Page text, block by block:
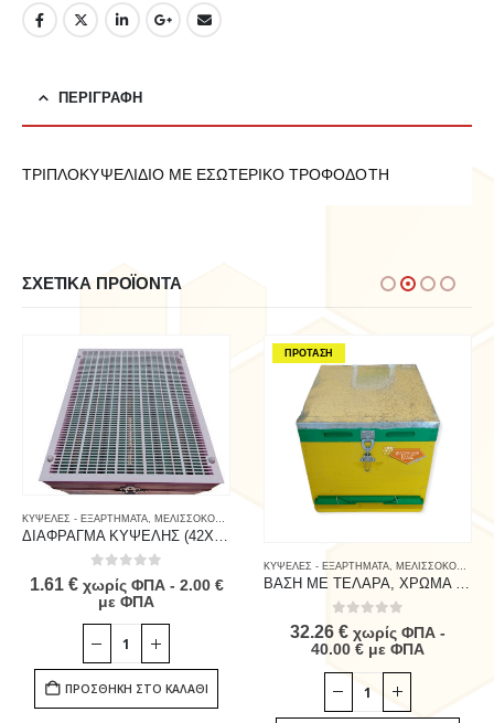
ΠΕΡΙΓΡΑΦΉ
ΤΡΙΠΛΟΚΥΨΕΛΙΔΙΟ ΜΕ ΕΣΩΤΕΡΙΚΟ ΤΡΟΦΟΔΟΤΗ
ΣΧΕΤΙΚΆ ΠΡΟΪΌΝΤΑ
ΚΥΨΕΛΕΣ - ΕΞΑΡΤΗΜΑΤΑ ΜΕΛΙΣΣΟΚΟΜΙΚΟΣ ΕΞΟΠΛΙΣΜΟΣ
out of 5
1.61 € χωρίς ΦΠΑ - 2.00 €
με ΦΠΑ
ΠΡΟΣΘΉΚΗ ΣΤΟ ΚΑΛΆΘΙ
ΠΡΟΤΑΣΗ
ΚΥΨΕΛΕΣ - ΕΞΑΡΤΗΜΑΤΑ, ΜΕΛΙΣΣΟΚΟΜΙΚΟΣ ΕΞΟΠΛΙΣΜΟΣ
ΒΑΣΗ ΜΕ ΤΕΛΑΡΑ, ΧΡΩΜΑ ΚΑΙ ΣΥΝΔΕΤΗΡΕΣ
0out of 5
32.26 € χωρίς ΦΠΑ -
40.00 € με ΦΠΑ